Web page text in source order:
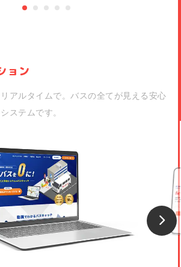
ョン
アルタイムで。バスの全てが見える安心
ステムです。